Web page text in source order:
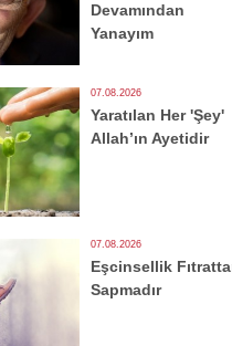
Devamından
Yanayım
07.08.2026
Yaratılan Her 'Şey'
Allah’ın Ayetidir
07.08.2026
Eşcinsellik
Sapmadır